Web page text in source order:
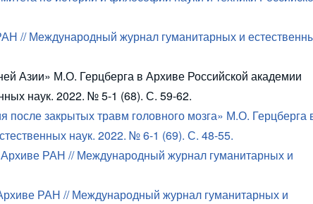
// Международный журнал гуманитарных и
Азии» М.О. Герцберга в Архиве Российской академии
наук. 2022. № 5-1 (68). С. 59-62.
закрытых травм головного мозга» М.О. Герцберга
наук. 2022. № 6-1 (69). С. 48-55.
РАН // Международный журнал гуманитарных и
РАН // Международный журнал гуманитарных и